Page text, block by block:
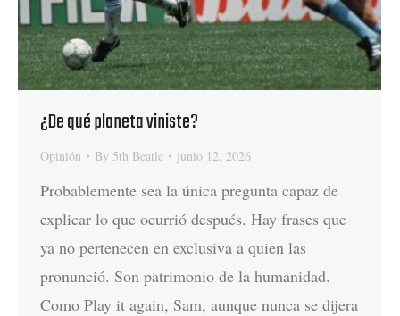
¿De qué planeta viniste?
Opinión By 5th Beatle junio 12, 2026
Probablemente sea la única pregunta capaz de
explicar lo que ocurrió después. Hay frases que
ya no pertenecen en exclusiva a quien las
pronunció. Son patrimonio de la humanidad.
Como Play it again, Sam, aunque nunca se dijera